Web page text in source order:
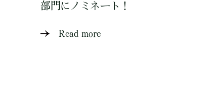
部門にノミネート！
Read more